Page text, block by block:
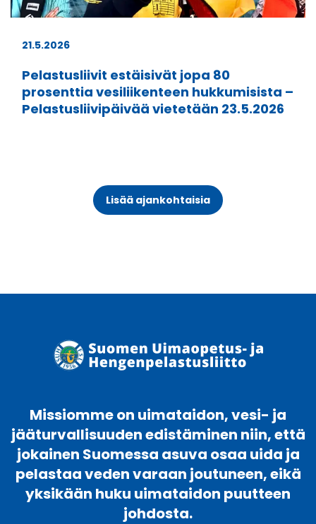
21.5.2026
Pelastusliivit estäisivät jopa 80
prosenttia vesiliikenteen hukkumisista –
Pelastusliivipäivää vietetään 23.5.2026
Lisää ajankohtaisia
Missiomme on uimataidon, vesi- ja
jääturvallisuuden edistäminen niin, että
jokainen Suomessa asuva osaa uida ja
pelastaa veden varaan joutuneen, eikä
yksikään huku uimataidon puutteen
johdosta.